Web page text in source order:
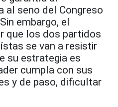
al seno del Congreso
embargo, el
que los dos partidos
se van a resistir
su estrategia es
cumpla con sus
y de paso, dificultar